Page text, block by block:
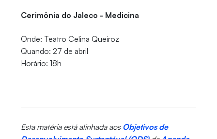
Cerimônia do Jaleco - Medicina
Onde: Teatro Celina Queiroz
Quando: 27 de abril
Horário: 18h
Esta matéria está alinhada aos Objetivos de